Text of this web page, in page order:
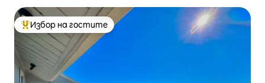
Най-популярен избор на гостите
Избор на гостите